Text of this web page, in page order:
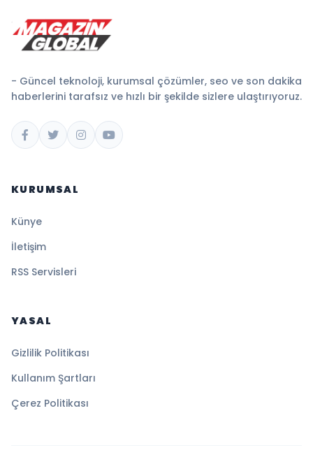
- Güncel teknoloji, kurumsal çözümler, seo ve son dakika
haberlerini tarafsız ve hızlı bir şekilde sizlere ulaştırıyoruz.
KURUMSAL
Künye
İletişim
RSS Servisleri
YASAL
Gizlilik Politikası
Kullanım Şartları
Çerez Politikası